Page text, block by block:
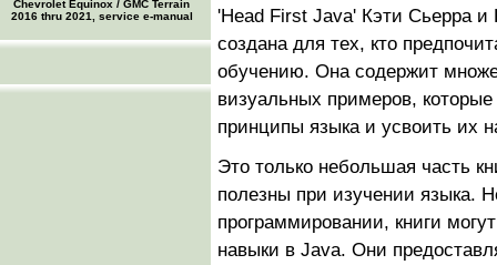
Chevrolet Equinox / GMC Terrain
2016 thru 2021, service e-manual
'Head First Java' Кэти Сьерра и
создана для тех, кто
обучению. Она содержит
визуальных примеров,
принципы языка и усвоить их
Это только небольшая часть
полезны при изучении языка.
программировании, книги
навыки в Java. Они